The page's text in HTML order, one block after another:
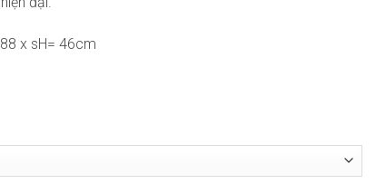
x sH= 46cm